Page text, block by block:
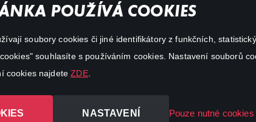
POUŽÍVÁ COOKIES
soubory cookies či jiné identifikátory z funkčních,
souhlasíte s používáním cookies. Nastavení souborů
cookies najdeteZDE.
NASTAVENÍ Pouze nutné cookies